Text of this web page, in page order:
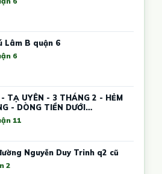
Lâm B quận 6
6
TẠ UYÊN - 3 THÁNG 2 - HẺM
- DÒNG TIỀN DƯỚI
-
11
Nguyễn Duy Trinh q2 cũ
2